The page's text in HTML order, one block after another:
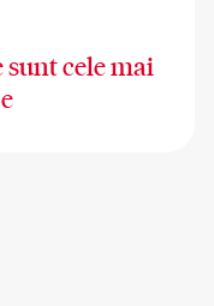
sunt cele mai